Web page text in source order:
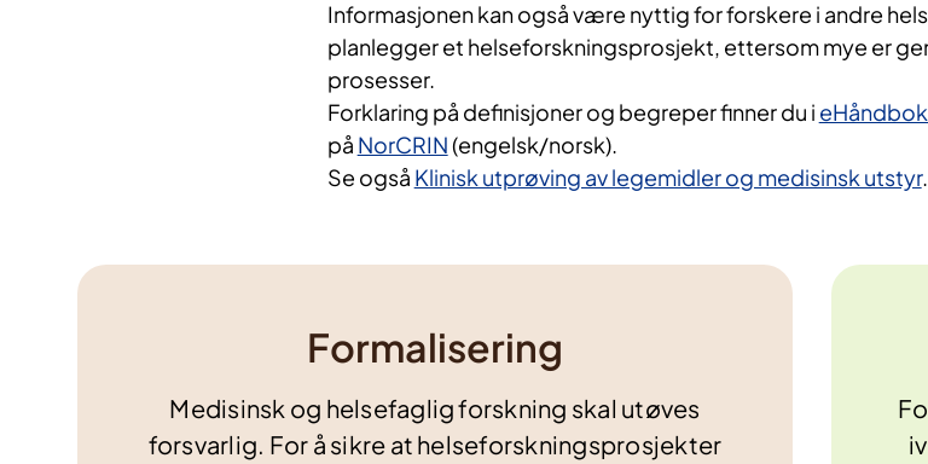
Informasjonen kan også være nyttig for forskere i andre
planlegger et helseforskningsprosjekt, ettersom mye er
prosesser.
Forklaring på definisjoner og begreper finner du i
på NorCRIN(engelsk/norsk).
Se også Klinisk utprøving av legemidler og medisinsk utstyr.
Formalisering
Medisinsk og helsefaglig forskning skal utøves
forsvarlig. For å sikre at helseforskningsprosjekter